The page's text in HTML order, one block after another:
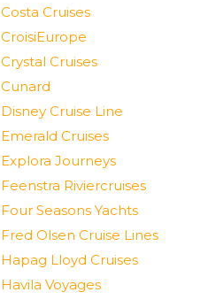
Costa Cruises
CroisiEurope
Crystal Cruises
Cunard
Disney Cruise Line
Emerald Cruises
Explora Journeys
Feenstra Riviercruises
Four Seasons Yachts
Fred Olsen Cruise Lines
Hapag Lloyd Cruises
Havila Voyages